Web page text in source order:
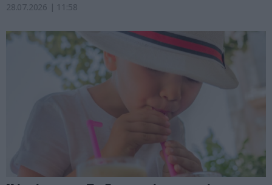
28.07.2026 | 11:58